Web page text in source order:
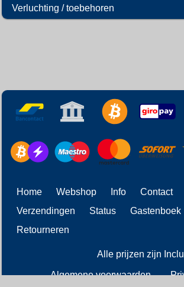
Verluchting / toebehoren
Home Webshop Info Contact
Verzendingen
Status Gastenboek
Retourneren
Alle prijzen zijn
Algemene voorwaarden -